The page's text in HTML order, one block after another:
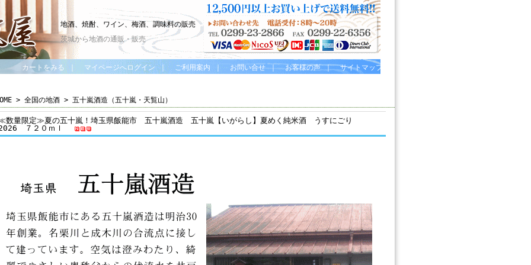
地酒、焼酎、ワイン、梅酒、調味料の販売
茨城から地酒の通販・販売
カートをみる｜ マイページへログイン｜ ご利用案内 ｜ お問い合せ｜ お客様の声｜ サイトマップ
> 全国の地酒 > 五十嵐酒造（五十嵐・天覧山）
数量限定≫夏の五十嵐！埼玉県飯能市 五十嵐酒造 五十嵐【いがらし】夏めく純米酒 うすにごり
７２０ｍｌ